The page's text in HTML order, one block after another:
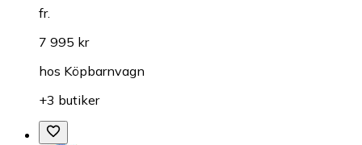
fr.
7 995 kr
hos Köpbarnvagn
+3 butiker